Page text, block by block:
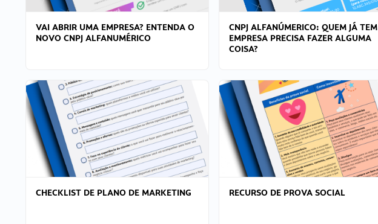
VAI ABRIR UMA EMPRESA? ENTENDA O
NOVO CNPJ ALFANUMÉRICO
CNPJ ALFANÚMERICO: QUEM JÁ TEM
EMPRESA PRECISA FAZER ALGUMA
COISA?
CHECKLIST DE PLANO DE MARKETING RECURSO DE PROVA SOCIAL